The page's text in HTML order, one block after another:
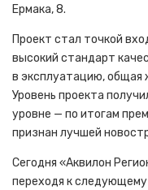
Ермака, 8.
Проект стал точкой
высокий стандарт
в эксплуатацию, общая
Уровень проекта
уровне — по итогам
признан лучшей
Сегодня «Аквилон
переходя к